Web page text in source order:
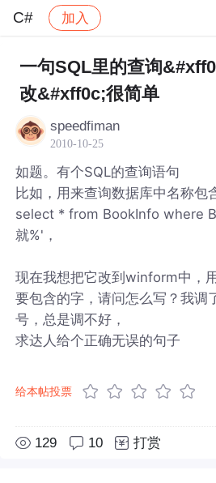
C# 加入
社区 C# 帖子详情
一句SQL里的查询
改&#xff0c;很简单
speedfiman
2010-10-25
如题。有个SQL的查询语句
比如，用来查询数据库中名称包
select * from BookInfo where
就%'，
现在我想把它改到winform中，
要包含的字，请问怎么写？我调
号，总是调不好，
求达人给个正确无误的句子
给本帖投票
129 10 打赏